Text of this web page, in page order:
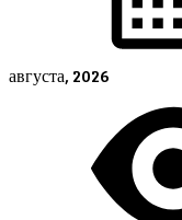
августа, 2026